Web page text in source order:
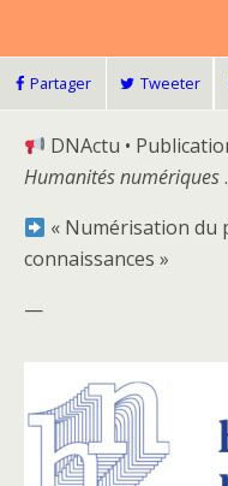
Partager Tweeter
DNActu •
Humanités numériques.
« Numérisation du
connaissances »
—